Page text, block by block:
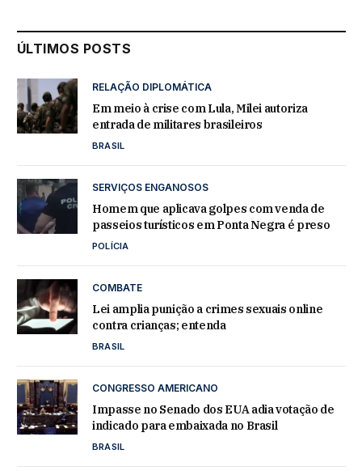
ÚLTIMOS POSTS
RELAÇÃO DIPLOMÁTICA
Em meio à crise com Lula, Milei autoriza
entrada de militares brasileiros
BRASIL
SERVIÇOS ENGANOSOS
Homem que aplicava golpes com venda de
passeios turísticos em Ponta Negra é preso
POLÍCIA
COMBATE
Lei amplia punição a crimes sexuais online
contra crianças; entenda
BRASIL
CONGRESSO AMERICANO
Impasse no Senado dos EUA adia votação de
indicado para embaixada no Brasil
BRASIL